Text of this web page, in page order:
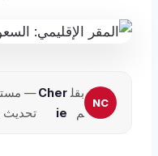
بقل
م
Cher
ie
تحديث